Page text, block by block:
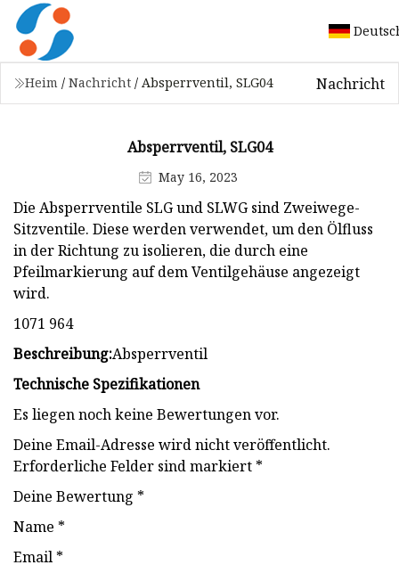
Heim / Nachricht / Absperrventil, SLG04 Nachricht
Absperrventil, SLG04
May 16, 2023
Die Absperrventile SLG und SLWG sind Zweiwege-
Sitzventile. Diese werden verwendet, um den Ölfluss
in der Richtung zu isolieren, die durch eine
Pfeilmarkierung auf dem Ventilgehäuse angezeigt
wird.
₹1071 ₹964
Beschreibung:Absperrventil
Technische Spezifikationen
Es liegen noch keine Bewertungen vor.
Deine Email-Adresse wird nicht veröffentlicht.
Erforderliche Felder sind markiert *
Deine Bewertung *
Name *
Email *